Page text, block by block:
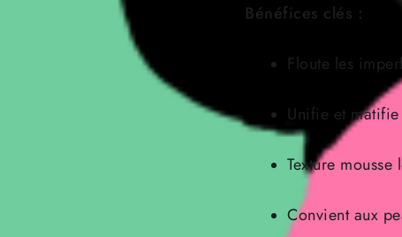
Bénéfices clés :
Floute les
Unifie et
Texture
Convient aux